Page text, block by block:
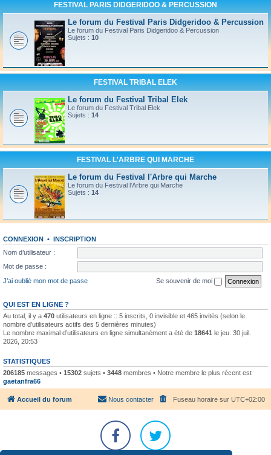
FESTIVAL PARIS DIDGERIDOO & PERCUSSION
Le forum du Festival Paris Didgeridoo & Percussion
Le forum du Festival Paris Didgeridoo & Percussion
Sujets : 10
FESTIVAL TRIBAL ELEK
Le forum du Festival Tribal Elek
Le forum du Festival Tribal Elek
Sujets : 14
FESTIVAL L'ARBRE QUI MARCHE
Le forum du Festival l'Arbre qui Marche
Le forum du Festival l'Arbre qui Marche
Sujets : 14
CONNEXION • INSCRIPTION
Nom d’utilisateur :
Mot de passe :
J’ai oublié mon mot de passe
Se souvenir de moi
QUI EST EN LIGNE ?
Au total, il y a 470 utilisateurs en ligne :: 5 inscrits, 0 invisible et 465 invités (selon le
nombre d’utilisateurs actifs des 5 dernières minutes)
Le nombre maximal d’utilisateurs en ligne simultanément a été de 18641 le jeu. 30 juil.
2026, 20:53
STATISTIQUES
206185 messages • 15302 sujets • 3448 membres • Notre membre le plus récent est
gaetanfra66
Accueil du forum Fuseau horaire sur UTC+02:00
Nous contacter